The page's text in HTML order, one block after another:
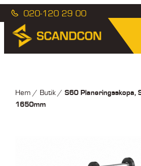
020-120 29 00
Hem/ Butik/ S60 Planeringsskopa,
1650mm